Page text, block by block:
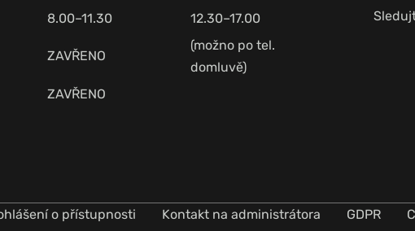
8.00–11.30 12.30–17.00
ZAVŘENO
(možno po tel.
domluvě)
ZAVŘENO
o přístupnosti Kontakt na administrátora GDPR